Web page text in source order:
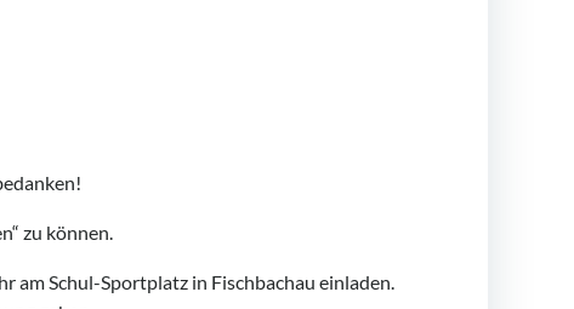
zu können.
am Schul-Sportplatz in Fischbachau einladen.